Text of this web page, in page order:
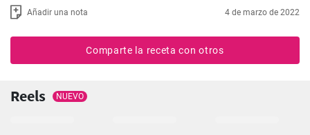
Añadir una nota 4 de marzo de 2022
Comparte la receta con otros
Reels NUEVO